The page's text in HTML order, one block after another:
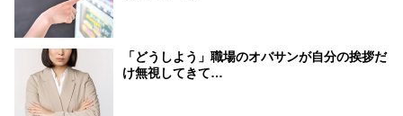
「どうしよう」職場のオバサンが自分の挨拶だ
け無視してきて…